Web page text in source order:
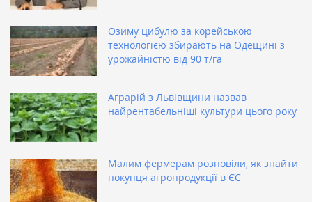
Озиму цибулю за корейською
технологією збирають на Одещині з
урожайністю від 90 т/га
Аграрій з Львівщини назвав
найрентабельніші культури цього року
Малим фермерам розповіли, як знайти
покупця агропродукції в ЄС